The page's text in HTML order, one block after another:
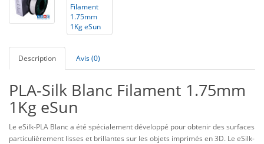
Description Avis (0)
PLA-Silk Blanc Filament 1.75mm
1Kg eSun
Le eSilk-PLA Blanc a été spécialement développé pour obtenir des surfaces
particulièrement lisses et brillantes sur les objets imprimés en 3D. Le eSilk-